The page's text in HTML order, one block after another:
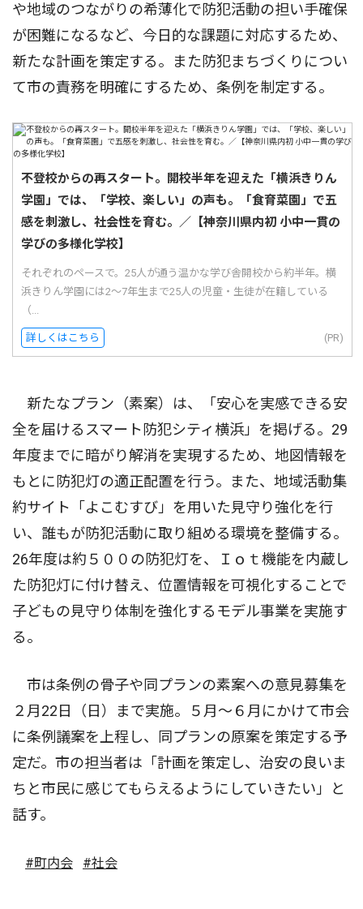
や地域のつながりの希薄化で防犯活動の担い手確保
が困難になるなど、今日的な課題に対応するため、
新たな計画を策定する。また防犯まちづくりについ
て市の責務を明確にするため、条例を制定する。
不登校からの再スタート。開校半年を迎えた「横浜きりん
学園」では、「学校、楽しい」の声も。「食育菜園」で五
感を刺激し、社会性を育む。／【神奈川県内初 小中一貫の
学びの多様化学校】
それぞれのペースで。25人が通う温かな学び舎開校から約半年。横
浜きりん学園には2〜7年生まで25人の児童・生徒が在籍している
（...
詳しくはこちら (PR)
新たなプラン（素案）は、「安心を実感できる安
全を届けるスマート防犯シティ横浜」を掲げる。29
年度までに暗がり解消を実現するため、地図情報を
もとに防犯灯の適正配置を行う。また、地域活動集
約サイト「よこむすび」を用いた見守り強化を行
い、誰もが防犯活動に取り組める環境を整備する。
26年度は約５００の防犯灯を、Ｉｏｔ機能を内蔵し
た防犯灯に付け替え、位置情報を可視化することで
子どもの見守り体制を強化するモデル事業を実施す
る。
市は条例の骨子や同プランの素案への意見募集を
２月22日（日）まで実施。５月〜６月にかけて市会
に条例議案を上程し、同プランの原案を策定する予
定だ。市の担当者は「計画を策定し、治安の良いま
ちと市民に感じてもらえるようにしていきたい」と
話す。
#町内会 #社会